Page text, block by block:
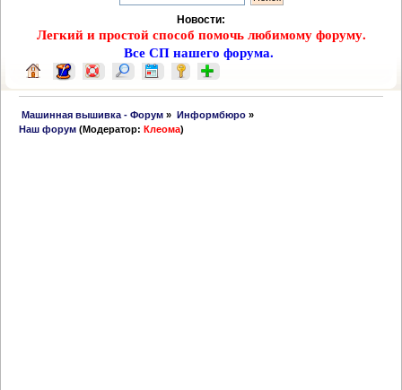
Новости:
Легкий и простой способ помочь любимому форуму.
Все СП нашего форума.
Машинная вышивка - Форум » Информбюро»
Наш форум (Модератор:Клеома)